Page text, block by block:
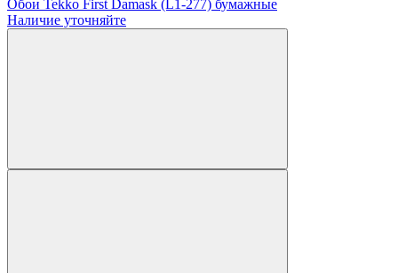
Обои Tekko First Damask (L1-277) бумажные
Наличие уточняйте